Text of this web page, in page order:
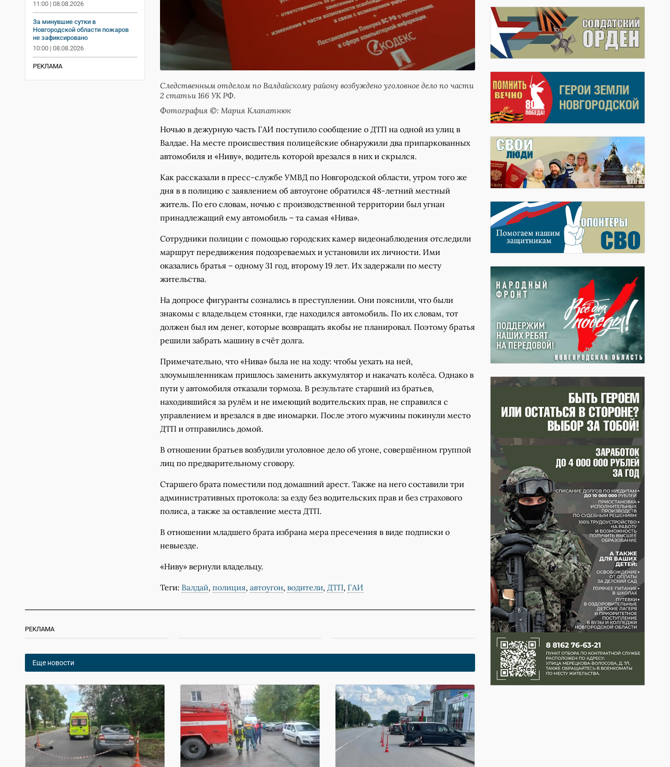
11:00 | 08.08.2026
За минувшие сутки в
Новгородской области пожаров
не зафиксировано
10:00 | 08.08.2026
РЕКЛАМА
Следственным отделом по Валдайскому району возбуждено уголовное дело по части
2 статьи 166 УК РФ.
Фотография ©: Мария Клапатнюк
Ночью в дежурную часть ГАИ поступило сообщение о ДТП на одной из улиц в
Валдае. На месте происшествия полицейские обнаружили два припаркованных
автомобиля и «Ниву», водитель которой врезался в них и скрылся.
Как рассказали в пресс-службе УМВД по Новгородской области, утром того же
дня в в полицию с заявлением об автоугоне обратился 48-летний местный
житель. По его словам, ночью с производственной территории был угнан
принадлежащий ему автомобиль – та самая «Нива».
Сотрудники полиции с помощью городских камер видеонаблюдения отследили
маршрут передвижения подозреваемых и установили их личности. Ими
оказались братья – одному 31 год, второму 19 лет. Их задержали по месту
жительства.
На допросе фигуранты сознались в преступлении. Они пояснили, что были
знакомы с владельцем стоянки, где находился автомобиль. По их словам, тот
должен был им денег, которые возвращать якобы не планировал. Поэтому братья
решили забрать машину в счёт долга.
Примечательно, что «Нива» была не на ходу: чтобы уехать на ней,
злоумышленникам пришлось заменить аккумулятор и накачать колёса. Однако в
пути у автомобиля отказали тормоза. В результате старший из братьев,
находившийся за рулём и не имеющий водительских прав, не справился с
управлением и врезался в две иномарки. После этого мужчины покинули место
ДТП и отправились домой.
В отношении братьев возбудили уголовное дело об угоне, совершённом группой
лиц по предварительному сговору.
Старшего брата поместили под домашний арест. Также на него составили три
административных протокола: за езду без водительских прав и без страхового
полиса, а также за оставление места ДТП.
В отношении младшего брата избрана мера пресечения в виде подписки о
невыезде.
«Ниву» вернули владельцу.
Теги: Валдай, полиция, автоугон, водители, ДТП, ГАИ
РЕКЛАМА
Еще новости